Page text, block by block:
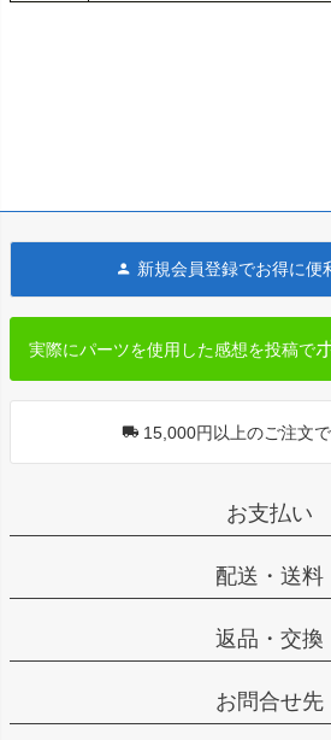
新規会員登録でお得に便
実際にパーツを使用した感想を投稿で
15,000円以上のご注文で
お支払い
配送・送料
返品・交換
お問合せ先